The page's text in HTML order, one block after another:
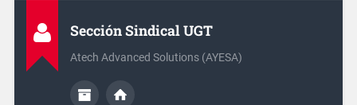
Sección Sindical UGT
Atech Advanced Solutions (AYESA)